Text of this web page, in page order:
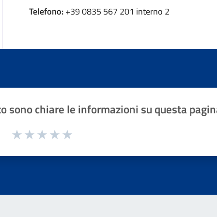
Telefono:+39 0835 567 201 interno 2
sono chiare le informazioni su questa
1 a 5 stelle la pagina